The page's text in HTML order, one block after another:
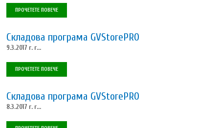
ПРОЧЕТЕТЕ ПОВЕЧЕ
Складова програма GVStorePRO
9.3.2017 г. г...
ПРОЧЕТЕТЕ ПОВЕЧЕ
Складова програма GVStorePRO
8.3.2017 г. г...